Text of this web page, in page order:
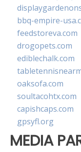
bbq-empire-
feedstoreva.com
drogopets.com
ediblechalk.com
oaksofa.com
soultacohtx.com
capishcaps.com
gpsyfl.org
MEDIA